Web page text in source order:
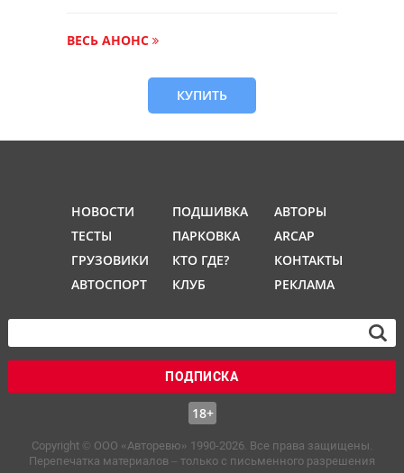
ВЕСЬ АНОНС
КУПИТЬ
НОВОСТИ
ТЕСТЫ
ГРУЗОВИКИ
АВТОСПОРТ
ПОДШИВКА
ПАРКОВКА
КТО ГДЕ?
КЛУБ
АВТОРЫ
ARCAP
КОНТАКТЫ
РЕКЛАМА
ПОДПИСКА
18+
Copyright © OOO «Авторевю» 1990-2026. Все права защищены.
Перепечатка материалов – только с письменного разрешения